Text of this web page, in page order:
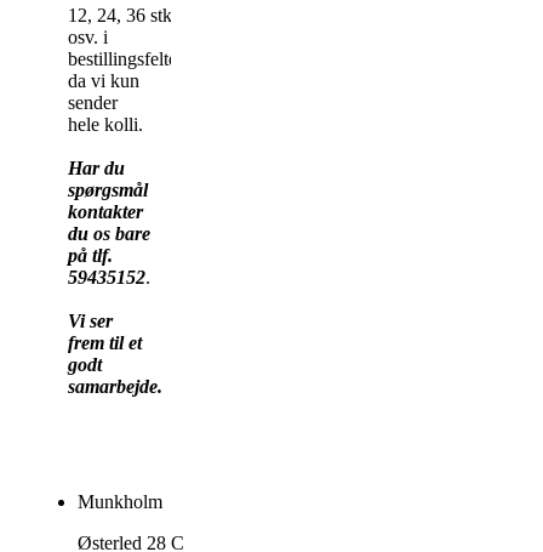
12, 24, 36 stk
osv. i
bestillingsfeltet,
da vi kun
sender
hele kolli.
Har du
spørgsmål
kontakter
du os bare
på tlf.
59435152.
Vi ser
frem til et
godt
samarbejde.
Munkholm
Østerled 28 C